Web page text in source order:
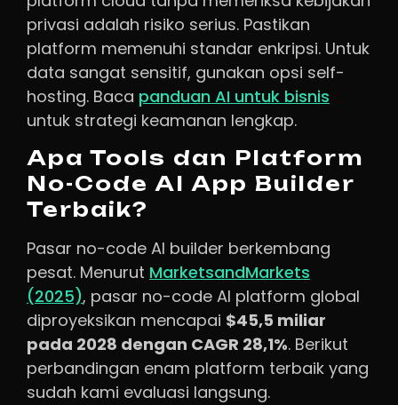
privasi adalah risiko serius. Pastikan
platform memenuhi standar enkripsi. Untuk
data sangat sensitif, gunakan opsi self-
hosting. Baca panduan AI untuk bisnis
untuk strategi keamanan lengkap.
Apa Tools dan Platform
No-Code AI App Builder
Terbaik?
Pasar no-code AI builder berkembang
pesat. Menurut MarketsandMarkets
(2025), pasar no-code AI platform global
diproyeksikan mencapai $45,5 miliar
pada 2028 dengan CAGR 28,1%. Berikut
perbandingan enam platform terbaik yang
sudah kami evaluasi langsung.